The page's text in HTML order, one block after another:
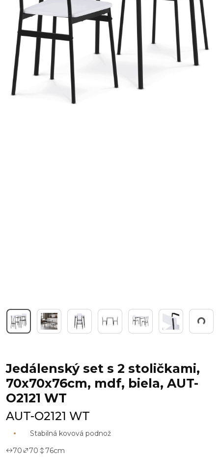
Working...
Jedálenský set s 2 stoličkami,
70x70x76cm, mdf, biela, AUT-
O2121 WT
AUT-O2121 WT
Stabilná kovová podnož
70
70 76cm